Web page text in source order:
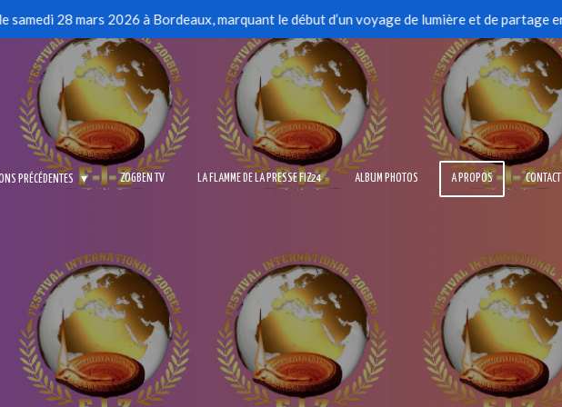
28 mars 2026 à Bordeaux, marquant le début d’un voyage de lumière et de partage
PRÉCÉDENTES ZOGBEN TV LA FLAMME DE LA PRESSE FIZ24 ALBUM PHOTOS A PROPOS CONTACT